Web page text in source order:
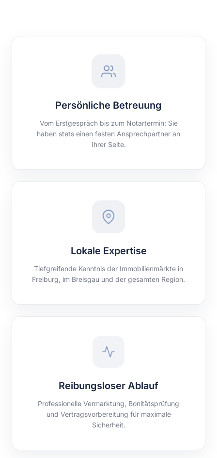
Persönliche Betreuung
Vom Erstgespräch bis zum Notartermin: Sie
haben stets einen festen Ansprechpartner an
Ihrer Seite.
Lokale Expertise
Tiefgreifende Kenntnis der Immobilienmärkte in
Freiburg, im Breisgau und der gesamten Region.
Reibungsloser Ablauf
Professionelle Vermarktung, Bonitätsprüfung
und Vertragsvorbereitung für maximale
Sicherheit.